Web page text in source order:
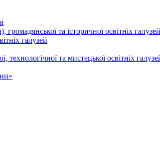
та історичної освітніх галузей
галузей
технологічної та мистецької освітніх